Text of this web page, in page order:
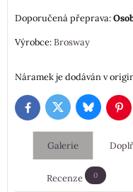
Výrobce:Brosway
Náramek je dodáván v
FacebookTwitterBluesky
Galerie
Recenze 0